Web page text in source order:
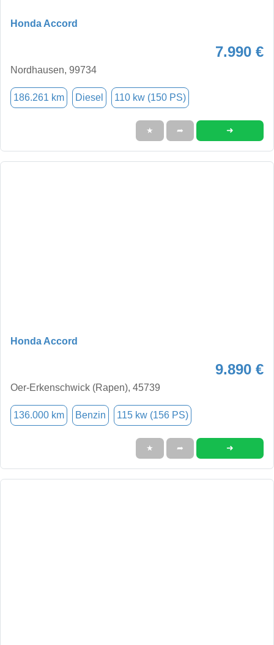
Honda Accord
7.990 €
Nordhausen, 99734
186.261 km Diesel 110 kw (150 PS)
★ ➦ ➜
Honda Accord
9.890 €
Oer-Erkenschwick (Rapen), 45739
136.000 km Benzin 115 kw (156 PS)
★ ➦ ➜